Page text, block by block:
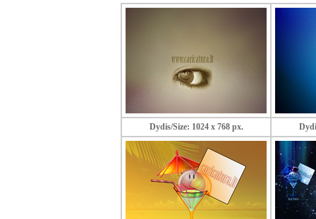
Dydis/Size: 1024 x 768 px.